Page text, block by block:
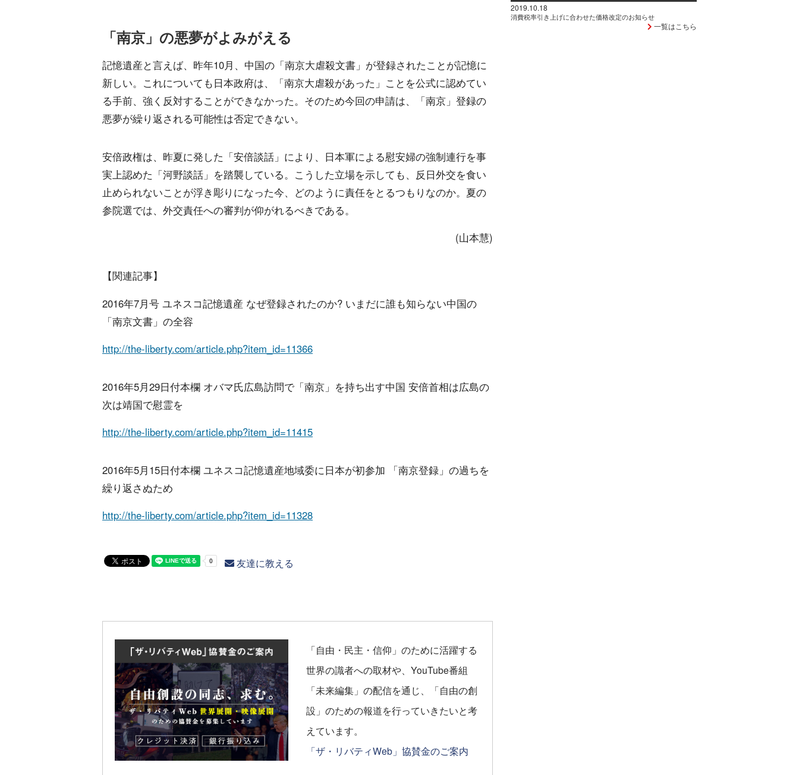
「南京」の悪夢がよみがえる
記憶遺産と言えば、昨年10月、中国の「南京大虐殺文書」が登録されたことが記憶に
新しい。これについても日本政府は、「南京大虐殺があった」ことを公式に認めてい
る手前、強く反対することができなかった。そのため今回の申請は、「南京」登録の
悪夢が繰り返される可能性は否定できない。
安倍政権は、昨夏に発した「安倍談話」により、日本軍による慰安婦の強制連行を事
実上認めた「河野談話」を踏襲している。こうした立場を示しても、反日外交を食い
止められないことが浮き彫りになった今、どのように責任をとるつもりなのか。夏の
参院選では、外交責任への審判が仰がれるべきである。
(山本慧)
【関連記事】
2016年7月号 ユネスコ記憶遺産 なぜ登録されたのか? いまだに誰も知らない中国の
「南京文書」の全容
http://the-liberty.com/article.php?item_id=11366
2016年5月29日付本欄 オバマ氏広島訪問で「南京」を持ち出す中国 安倍首相は広島の
次は靖国で慰霊を
http://the-liberty.com/article.php?item_id=11415
2016年5月15日付本欄 ユネスコ記憶遺産地域委に日本が初参加 「南京登録」の過ちを
繰り返さぬため
http://the-liberty.com/article.php?item_id=11328
友達に教える
「自由・民主・信仰」のために活躍する
世界の識者への取材や、YouTube番組
「未来編集」の配信を通じ、「自由の創
設」のための報道を行っていきたいと考
えています。
「ザ・リバティWeb」協賛金のご案内
2019.10.18
消費税率引き上げに合わせた価格改定のお知らせ
一覧はこちら